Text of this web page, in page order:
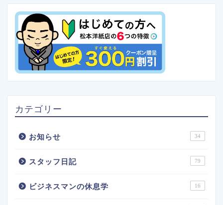
カテゴリー
お知らせ 34
スタッフ日記 79
ビジネスマンの休息学 16